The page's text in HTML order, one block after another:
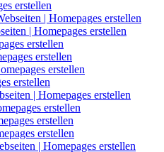
erstellen
| Homepages erstellen
| Homepages erstellen
erstellen
erstellen
erstellen
erstellen
| Homepages erstellen
erstellen
erstellen
erstellen
| Homepages erstellen